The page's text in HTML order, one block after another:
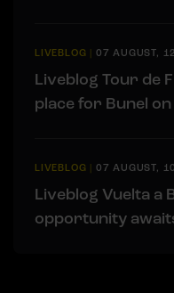
LIVEBLOG | 07 AUGUST,
Liveblog Tour de
place for Bunel
LIVEBLOG | 07 AUGUST,
Liveblog Vuelta a
opportunity